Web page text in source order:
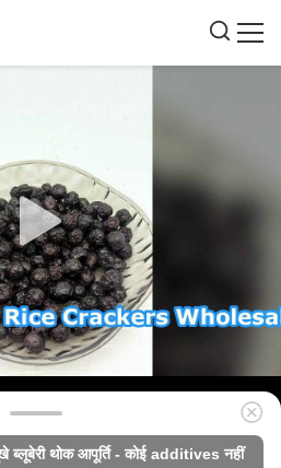
ब्लूबेरी थोक आपूर्ति - कोई additives नहीं